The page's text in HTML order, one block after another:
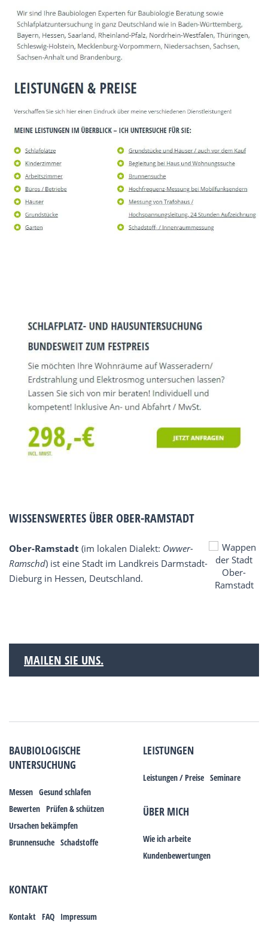
WISSENSWERTES ÜBER OBER-RAMSTADT
Ober-Ramstadt (im lokalen Dialekt: Owwer-
Ramschd) ist eine Stadt im Landkreis Darmstadt-
Dieburg in Hessen, Deutschland.
MAILEN SIE UNS.
BAUBIOLOGISCHE
UNTERSUCHUNG
Messen Gesund schlafen
Bewerten Prüfen & schützen
Ursachen bekämpfen
Brunnensuche Schadstoffe
LEISTUNGEN
Leistungen / Preise Seminare
ÜBER MICH
Wie ich arbeite
Kundenbewertungen
KONTAKT
Kontakt FAQ Impressum